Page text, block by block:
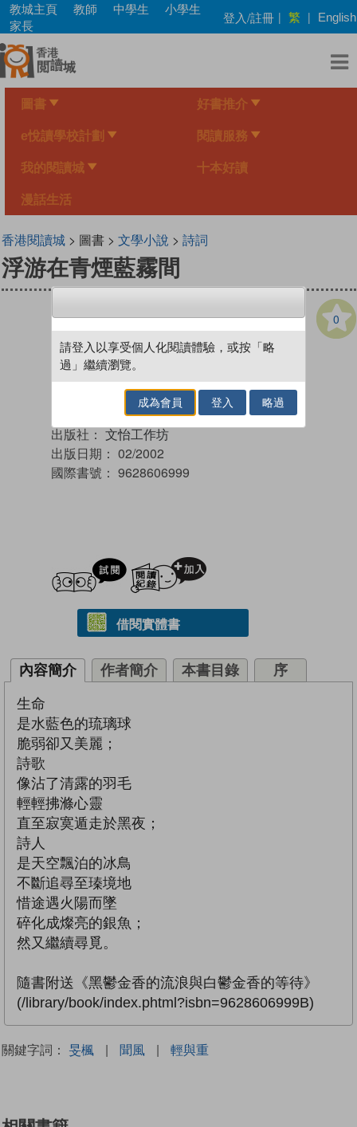
Skip
main
content
教城主頁 教師 中學生
小學生
家長
登入/註冊 | 繁 | English
圖書 好書推介
e悅讀學校計劃 閱讀服務
我的閱讀城 十本好讀
漫話生活
香港閱讀城> 圖書 > 文學小說 > 詩詞
浮游在青煙藍霧間
0
旻楓 （著）
出版社： 文怡工作坊
出版日期： 02/2002
國際書號： 9628606999
試閲
借閱實體書
內容簡介 作者簡介 本書目錄 序
生命
是水藍色的琉璃球
脆弱卻又美麗；
詩歌
像沾了清露的羽毛
輕輕拂滌心靈
直至寂寞遁走於黑夜；
詩人
是天空飄泊的冰鳥
不斷追尋至瑧境地
惜途遇火陽而墜
碎化成燦亮的銀魚；
然又繼續尋覓。
隨書附送《黑鬱金香的流浪與白鬱金香的等待》
(/library/book/index.phtml?isbn=9628606999B)
關鍵字詞： 旻楓 | 聞風 | 輕與重
請登入以享受個人化閱讀體驗，或按「略
過」繼續瀏覽。
成為會員 登入 略過